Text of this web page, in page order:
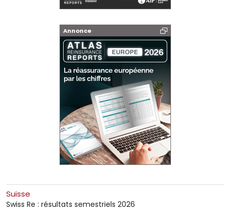
Annonce
Suisse
Swiss Re : résultats semestriels 2026